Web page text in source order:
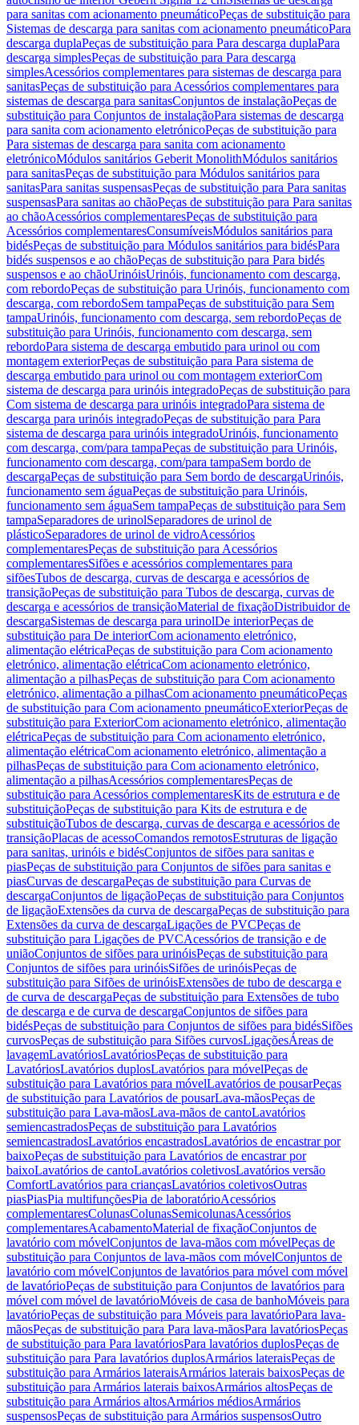
para sanitas com acionamento pneumáticoPeças de substituição para
Sistemas de descarga para sanitas com acionamento pneumáticoPara
descarga duplaPeças de substituição para Para descarga duplaPara
descarga simplesPeças de substituição para Para descarga
simplesAcessórios complementares para sistemas de descarga para
sanitasPeças de substituição para Acessórios complementares para
sistemas de descarga para sanitasConjuntos de instalaçãoPeças de
substituição para Conjuntos de instalaçãoPara sistemas de descarga
para sanita com acionamento eletrónicoPeças de substituição para
Para sistemas de descarga para sanita com acionamento
eletrónicoMódulos sanitários Geberit MonolithMódulos sanitários
para sanitasPeças de substituição para Módulos sanitários para
sanitasPara sanitas suspensasPeças de substituição para Para sanitas
suspensasPara sanitas ao chãoPeças de substituição para Para sanitas
ao chãoAcessórios complementaresPeças de substituição para
Acessórios complementaresConsumíveisMódulos sanitários para
bidésPeças de substituição para Módulos sanitários para bidésPara
bidés suspensos e ao chãoPeças de substituição para Para bidés
suspensos e ao chãoUrinóisUrinóis, funcionamento com descarga,
com rebordoPeças de substituição para Urinóis, funcionamento com
descarga, com rebordoSem tampaPeças de substituição para Sem
tampaUrinóis, funcionamento com descarga, sem rebordoPeças de
substituição para Urinóis, funcionamento com descarga, sem
rebordoPara sistema de descarga embutido para urinol ou com
montagem exteriorPeças de substituição para Para sistema de
descarga embutido para urinol ou com montagem exteriorCom
sistema de descarga para urinóis integradoPeças de substituição para
Com sistema de descarga para urinóis integradoPara sistema de
descarga para urinóis integradoPeças de substituição para Para
sistema de descarga para urinóis integradoUrinóis, funcionamento
com descarga, com/para tampaPeças de substituição para Urinóis,
funcionamento com descarga, com/para tampaSem bordo de
descargaPeças de substituição para Sem bordo de descargaUrinóis,
funcionamento sem águaPeças de substituição para Urinóis,
funcionamento sem águaSem tampaPeças de substituição para Sem
tampaSeparadores de urinolSeparadores de urinol de
plásticoSeparadores de urinol de vidroAcessórios
complementaresPeças de substituição para Acessórios
complementaresSifões e acessórios complementares para
sifõesTubos de descarga, curvas de descarga e acessórios de
transiçãoPeças de substituição para Tubos de descarga, curvas de
descarga e acessórios de transiçãoMaterial de fixaçãoDistribuidor de
descargaSistemas de descarga para urinolDe interiorPeças de
substituição para De interiorCom acionamento eletrónico,
alimentação elétricaPeças de substituição para Com acionamento
eletrónico, alimentação elétricaCom acionamento eletrónico,
alimentação a pilhasPeças de substituição para Com acionamento
eletrónico, alimentação a pilhasCom acionamento pneumáticoPeças
de substituição para Com acionamento pneumáticoExteriorPeças de
substituição para ExteriorCom acionamento eletrónico, alimentação
elétricaPeças de substituição para Com acionamento eletrónico,
alimentação elétricaCom acionamento eletrónico, alimentação a
pilhasPeças de substituição para Com acionamento eletrónico,
alimentação a pilhasAcessórios complementaresPeças de
substituição para Acessórios complementaresKits de estrutura e de
substituiçãoPeças de substituição para Kits de estrutura e de
substituiçãoTubos de descarga, curvas de descarga e acessórios de
transiçãoPlacas de acessoComandos remotosEstruturas de ligação
para sanitas, urinóis e bidésConjuntos de sifões para sanitas e
piasPeças de substituição para Conjuntos de sifões para sanitas e
piasCurvas de descargaPeças de substituição para Curvas de
descargaConjuntos de ligaçãoPeças de substituição para Conjuntos
de ligaçãoExtensões da curva de descargaPeças de substituição para
Extensões da curva de descargaLigações de PVCPeças de
substituição para Ligações de PVCAcessórios de transição e de
uniãoConjuntos de sifões para urinóisPeças de substituição para
Conjuntos de sifões para urinóisSifões de urinóisPeças de
substituição para Sifões de urinóisExtensões de tubo de descarga e
de curva de descargaPeças de substituição para Extensões de tubo
de descarga e de curva de descargaConjuntos de sifões para
bidésPeças de substituição para Conjuntos de sifões para bidésSifões
curvosPeças de substituição para Sifões curvosLigaçõesÁreas de
lavagemLavatóriosLavatóriosPeças de substituição para
LavatóriosLavatórios duplosLavatórios para móvelPeças de
substituição para Lavatórios para móvelLavatórios de pousarPeças
de substituição para Lavatórios de pousarLava-mãosPeças de
substituição para Lava-mãosLava-mãos de cantoLavatórios
semiencastradosPeças de substituição para Lavatórios
semiencastradosLavatórios encastradosLavatórios de encastrar por
baixoPeças de substituição para Lavatórios de encastrar por
baixoLavatórios de cantoLavatórios coletivosLavatórios versão
ComfortLavatórios para criançasLavatórios coletivosOutras
piasPiasPia multifunçõesPia de laboratórioAcessórios
complementaresColunasColunasSemicolunasAcessórios
complementaresAcabamentoMaterial de fixaçãoConjuntos de
lavatório com móvelConjuntos de lava-mãos com móvelPeças de
substituição para Conjuntos de lava-mãos com móvelConjuntos de
lavatório com móvelConjuntos de lavatórios para móvel com móvel
de lavatórioPeças de substituição para Conjuntos de lavatórios para
móvel com móvel de lavatórioMóveis de casa de banhoMóveis para
lavatórioPeças de substituição para Móveis para lavatórioPara lava-
mãosPeças de substituição para Para lava-mãosPara lavatóriosPeças
de substituição para Para lavatóriosPara lavatórios duplosPeças de
substituição para Para lavatórios duplosArmários lateraisPeças de
substituição para Armários lateraisArmários laterais baixosPeças de
substituição para Armários laterais baixosArmários altosPeças de
substituição para Armários altosArmários médiosArmários
suspensosPeças de substituição para Armários suspensosOutro